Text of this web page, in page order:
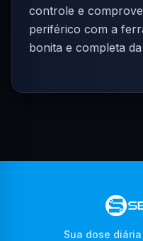
controle e
periférico com a
bonita e completa
Sua dose